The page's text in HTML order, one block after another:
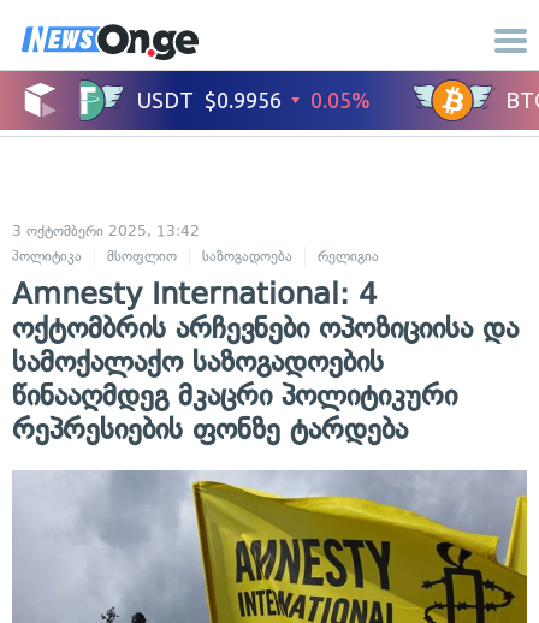
3 ოქტომბერი 2025, 13:42
პოლიტიკა
მსოფლიო საზოგადოება რელიგია
Amnesty International: 4
ოქტომბრის არჩევნები ოპოზიციისა და
სამოქალაქო საზოგადოების
წინააღმდეგ მკაცრი პოლიტიკური
რეპრესიების ფონზე ტარდება